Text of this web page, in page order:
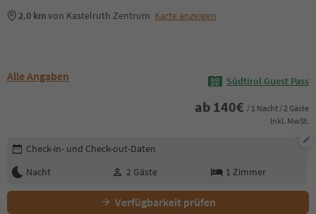
2.0 kmvon Kastelruth Zentrum Karte anzeigen
Alle Angaben Südtirol Guest Pass
ab 140€ / 1 Nacht / 2 Gäste
Inkl. MwSt.
Buchungsdetails bearbeiten
Check-in- und Check-out-Daten
Nacht
2 Gäste 1 Zimmer
Verfügbarkeit prüfen